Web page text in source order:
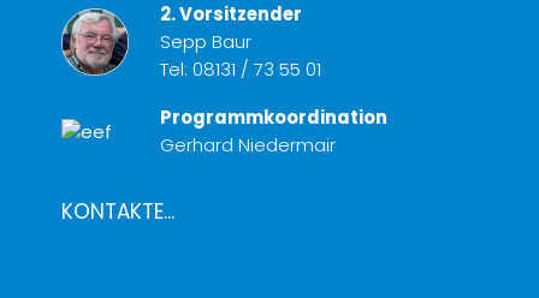
2. Vorsitzender
Sepp Baur
Tel: 08131 / 73 55 01
Programmkoordination
Gerhard Niedermair
KONTAKTE...